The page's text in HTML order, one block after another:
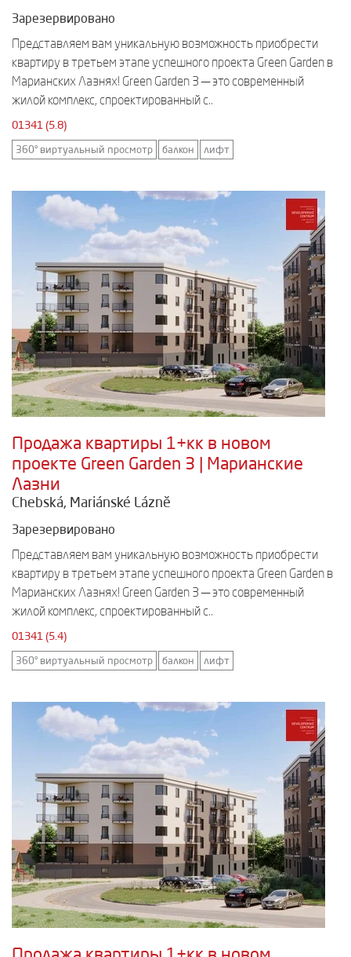
Зарезервировано
Представляем вам уникальную возможность приобрести
квартиру в третьем этапе успешного проекта Green Garden в
Марианских Лазнях! Green Garden 3 — это современный
жилой комплекс, спроектированный с..
01341 (5.8)
360° виртуальный просмотр балкон лифт
Продажа квартиры 1+кк в новом
проекте Green Garden 3 | Марианские
Лазни
Chebská, Mariánské Lázně
Зарезервировано
Представляем вам уникальную возможность приобрести
квартиру в третьем этапе успешного проекта Green Garden в
Марианских Лазнях! Green Garden 3 — это современный
жилой комплекс, спроектированный с..
01341 (5.4)
360° виртуальный просмотр балкон лифт